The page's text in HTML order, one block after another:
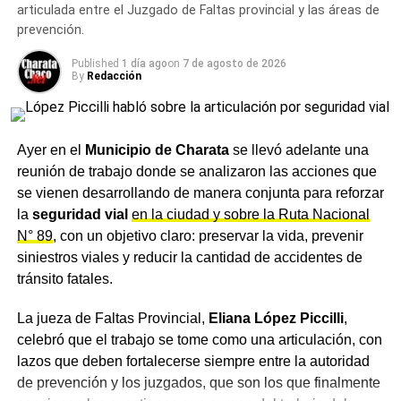
articulada entre el Juzgado de Faltas provincial y las áreas de
prevención.
Published 1 día agoon 7 de agosto de 2026
By Redacción
Ayer en el Municipio de Charatase llevó adelante una
reunión de trabajo donde se analizaron las acciones que
se vienen desarrollando de manera conjunta para reforzar
la seguridad vial en la ciudad y sobre la Ruta Nacional
N° 89, con un objetivo claro: preservar la vida, prevenir
siniestros viales y reducir la cantidad de accidentes de
tránsito fatales.
La jueza de Faltas Provincial, Eliana López Piccilli,
celebró que el trabajo se tome como una articulación, con
lazos que deben fortalecerse siempre entre la autoridad
de prevención y los juzgados, que son los que finalmente